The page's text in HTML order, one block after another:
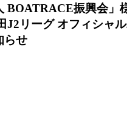
BOATRACE振興会」
J2リーグ オフィシャ
らせ